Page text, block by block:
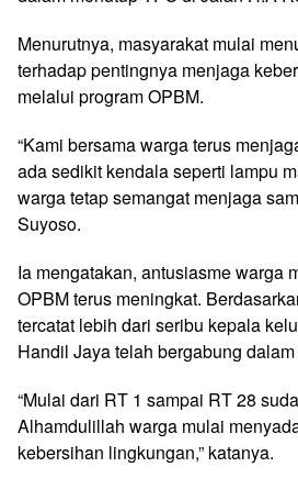
Menurutnya, masyarakat mulai
terhadap pentingnya menjaga
melalui program OPBM.
“Kami bersama warga terus
ada sedikit kendala seperti lampu
warga tetap semangat menjaga
Suyoso.
Ia mengatakan, antusiasme warga
OPBM terus meningkat.
tercatat lebih dari seribu kepala
Handil Jaya telah bergabung
“Mulai dari RT 1 sampai RT 28
Alhamdulillah warga mulai
kebersihan lingkungan,” katanya.